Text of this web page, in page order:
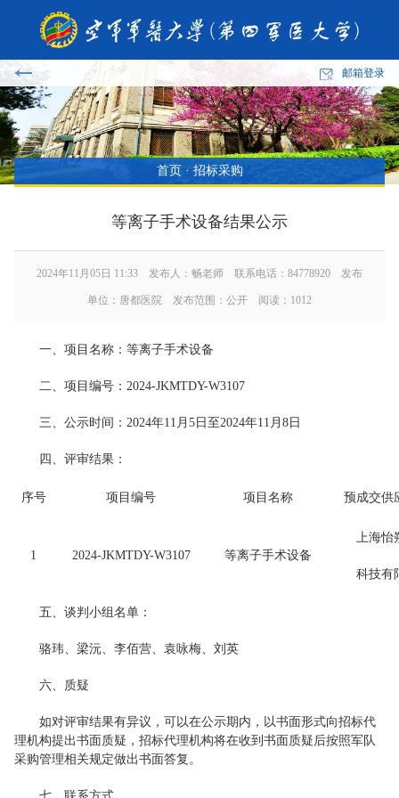
邮箱登录
首页 · 招标采购
等离子手术设备结果公示
2024年11月05日 11:33 发布人：畅老师 联系电话：84778920 发布
单位：唐都医院 发布范围：公开 阅读： 1012
一、项目名称：等离子手术设备
二、项目编号：2024-JKMTDY-W3107
三、公示时间：2024年11月5日至2024年11月8日
四、评审结果：
序号 项目编号 项目名称 预成交供
1 2024-JKMTDY-W3107 等离子手术设备
上海怡
科技有
五、谈判小组名单：
骆玮、梁沅、李佰营、袁咏梅、刘英
六、质疑
如对评审结果有异议，可以在公示期内，以书面形式向招标代
理机构提出书面质疑，招标代理机构将在收到书面质疑后按照军队
采购管理相关规定做出书面答复。